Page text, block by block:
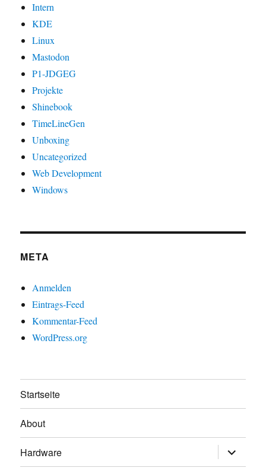
Intern
KDE
Linux
Mastodon
P1-JDGEG
Projekte
Shinebook
TimeLineGen
Unboxing
Uncategorized
Web Development
Windows
META
Anmelden
Eintrags-Feed
Kommentar-Feed
WordPress.org
Startseite
About
Hardware öffnen